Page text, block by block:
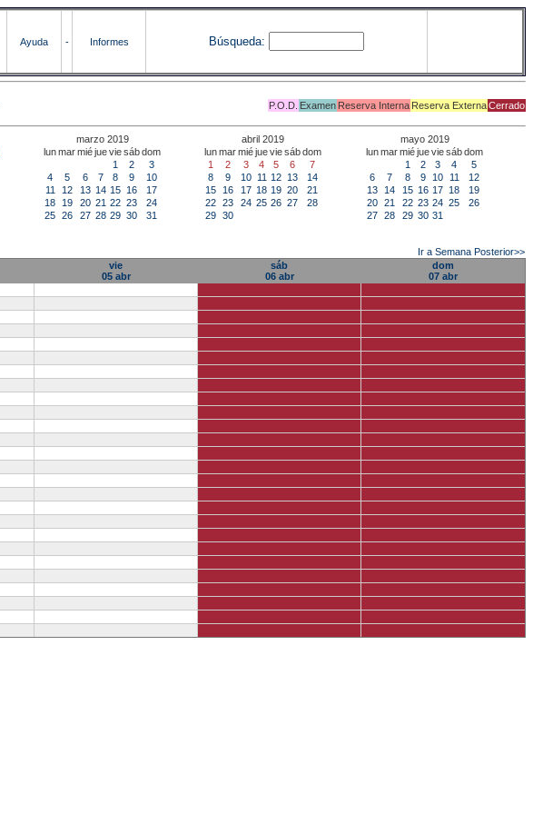
Ayuda - Informes Búsqueda:
P.O.D. Examen Reserva Interna Reserva ExternaCerrado
marzo 2019
lunmarmiéjueviesábdom
1
2
3
4
5 6 7 8 9
10
11
12 13 14 15 16
17
18
19 20 21 22 23
24
25 26 27 28 29 30 31
abril 2019
lunmarmiéjueviesábdom
1
2 3 4 5 6
7
8
9 10 11 12 13
14
15
16 17 18 19 20
21
22 23 24 25 26 27
28
29 30
mayo 2019
lunmarmiéjueviesábdom
1
2 3 4
5
6
7 8 9 10 11
12
13
14 15 16 17 18
19
20 21 22 23 24 25
26
27 28 29 30 31
Ir a Semana Posterior>>
vie
05 abr
sáb
06 abr
dom
07 abr